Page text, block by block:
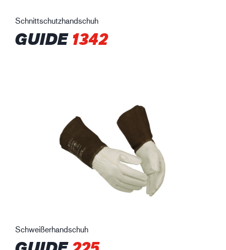
Schnittschutzhandschuh
GUIDE1342
Schweißerhandschuh